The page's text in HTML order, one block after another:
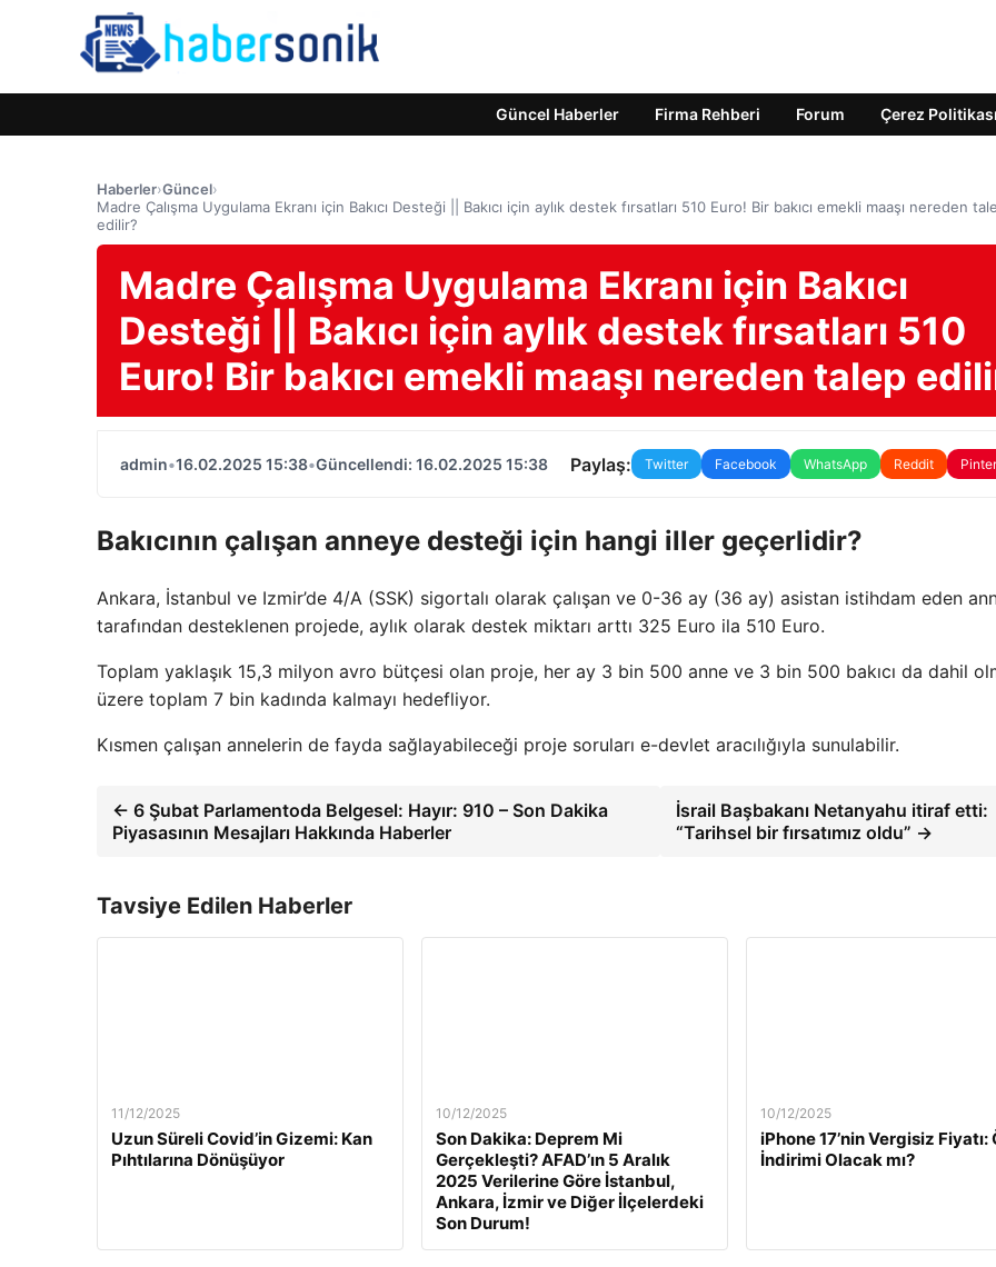
Güncel Haberler Firma Rehberi Forum Çerez Politikası
Haberler›Güncel›
Madre Çalışma Uygulama Ekranı için Bakıcı Desteği || Bakıcı için aylık destek fırsatları 510 Euro! Bir bakıcı emekli maaşı nereden
edilir?
Madre Çalışma Uygulama Ekranı için Bakıcı
Desteği || Bakıcı için aylık destek fırsatları 510
Euro! Bir bakıcı emekli maaşı nereden talep
admin•16.02.2025 15:38•Güncellendi: 16.02.2025 15:38 Paylaş: Twitter Facebook WhatsApp Reddit
Bakıcının çalışan anneye desteği için hangi iller geçerlidir?
Ankara, İstanbul ve Izmir’de 4/A (SSK) sigortalı olarak çalışan ve 0-36 ay (36 ay) asistan istihdam eden
tarafından desteklenen projede, aylık olarak destek miktarı arttı 325 Euro ila 510 Euro.
Toplam yaklaşık 15,3 milyon avro bütçesi olan proje, her ay 3 bin 500 anne ve 3 bin 500 bakıcı da dahil
üzere toplam 7 bin kadında kalmayı hedefliyor.
Kısmen çalışan annelerin de fayda sağlayabileceği proje soruları e-devlet aracılığıyla sunulabilir.
← 6 Şubat Parlamentoda Belgesel: Hayır: 910 – Son Dakika
Piyasasının Mesajları Hakkında Haberler
İsrail Başbakanı Netanyahu itiraf etti:
“Tarihsel bir fırsatımız oldu” →
Tavsiye Edilen Haberler
11/12/2025
Uzun Süreli Covid’in Gizemi: Kan
Pıhtılarına Dönüşüyor
10/12/2025
Son Dakika: Deprem Mi
Gerçekleşti? AFAD’ın 5 Aralık
2025 Verilerine Göre İstanbul,
Ankara, İzmir ve Diğer İlçelerdeki
Son Durum!
10/12/2025
iPhone 17’nin Vergisiz Fiyatı:
İndirimi Olacak mı?